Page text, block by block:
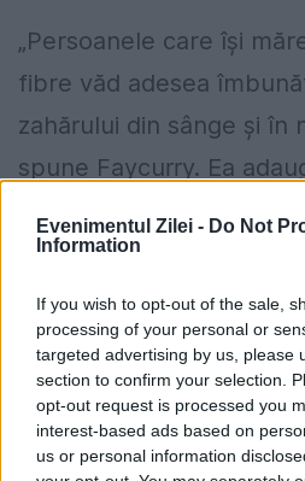
Evenimentul Zilei - Do Not
Information
If you wish to opt-out of the sale,
processing of your personal or
targeted advertising by us, please
section to confirm your selection.
opt-out request is processed you
interest-based ads based on
us or personal information
„Persoanele care își
fibre văd adesea
zahărului din sânge și în
spune Faycurry. Ea
prevenirea vârfurilor și
din sânge. Astfel,
sensibilitatea la insulină.
deosebit de important
cu diabet de tip 2”,